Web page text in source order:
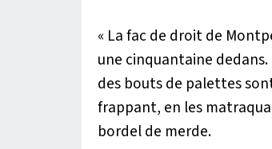
« La fac de droit de
une cinquantaine
des bouts de palettes
frappant, en les
bordel de merde.